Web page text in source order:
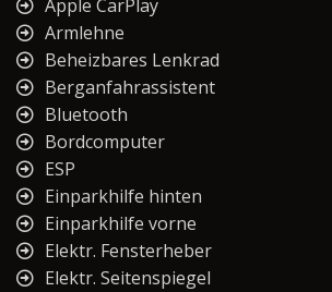
Apple CarPlay
Armlehne
Beheizbares Lenkrad
Berganfahrassistent
Bluetooth
Bordcomputer
ESP
Einparkhilfe hinten
Einparkhilfe vorne
Elektr. Fensterheber
Elektr. Seitenspiegel